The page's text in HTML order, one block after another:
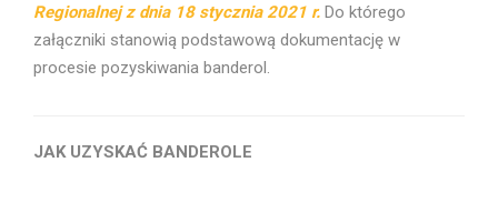
Regionalnej z dnia 18 stycznia 2021 r. Do którego
załączniki stanowią podstawową dokumentację w
procesie pozyskiwania banderol.
JAK UZYSKAĆ BANDEROLE